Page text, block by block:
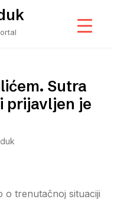
Sutra
prijavljen je
o trenutačnoj situaciji